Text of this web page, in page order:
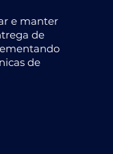
e manter
de
de